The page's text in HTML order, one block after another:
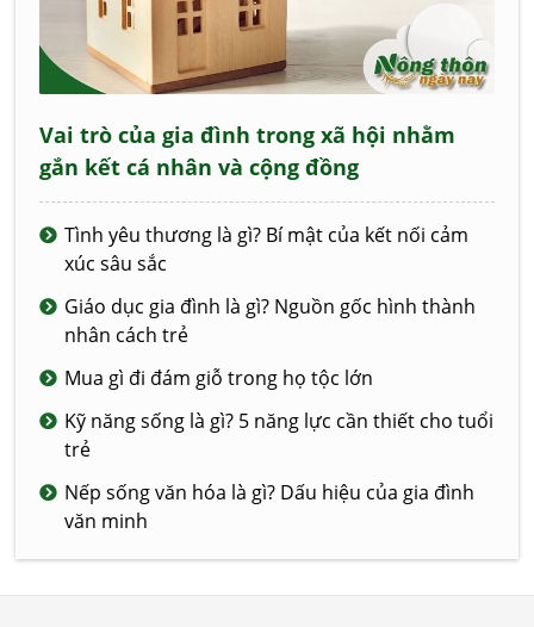
Vai trò của gia đình trong xã hội nhằm
gắn kết cá nhân và cộng đồng
Tình yêu thương là gì? Bí mật của kết nối cảm
xúc sâu sắc
Giáo dục gia đình là gì? Nguồn gốc hình thành
nhân cách trẻ
Mua gì đi đám giỗ trong họ tộc lớn
Kỹ năng sống là gì? 5 năng lực cần thiết cho tuổi
trẻ
Nếp sống văn hóa là gì? Dấu hiệu của gia đình
văn minh